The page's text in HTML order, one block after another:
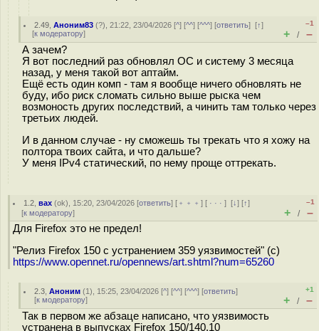
2.49 ,Аноним83 (?), 21:22, 23/04/2026 [^] [^^] [^^^] [ответить][↑]
[к модератору]
–1
+ / –
А зачем?
Я вот последний раз обновлял ОС и систему 3 месяца
назад, у меня такой вот аптайм.
Ещё есть один комп - там я вообще ничего обновлять не
буду, ибо риск сломать сильно выше рыска чем
возмоность других последствий, а чинить там только через
третьих людей.
И в данном случае - ну сможешь ты трекать что я хожу на
полтора твоих сайта, и что дальше?
У меня IPv4 статический, по нему проще оттрекать.
1.2 ,вах (ok), 15:20, 23/04/2026 [ответить] [ ﹢﹢﹢] [ · · ·][↓] [↑]
[к модератору]
–1
+ / –
Для Firefox это не предел!
"Релиз Firefox 150 с устранением 359 уязвимостей" (с)
https://www.opennet.ru/opennews/art.shtml?num=65260
2.3 ,Аноним (1), 15:25, 23/04/2026 [^] [^^] [^^^] [ответить]
[к модератору]
+1
+ / –
Так в первом же абзаце написано, что уязвимость
устранена в выпусках Firefox 150/140.10